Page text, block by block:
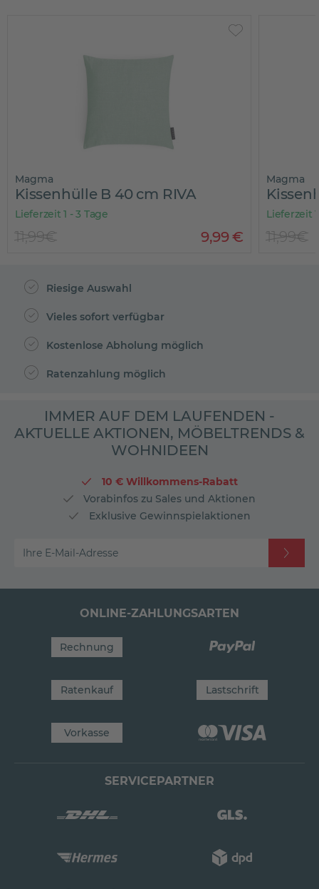
Magma
Kissenhülle B 40 cm RIVA
Lieferzeit 1 - 3 Tage
9,99€
11,99€
Magma
Lieferzeit
11,99€
Riesige Auswahl
Vieles sofort verfügbar
Kostenlose Abholung möglich
Ratenzahlung möglich
IMMER AUF DEM LAUFENDEN -
AKTUELLE AKTIONEN, MÖBELTRENDS &
WOHNIDEEN
10 € Willkommens-Rabatt
Vorabinfos zu Sales und Aktionen
Exklusive Gewinnspielaktionen
Ihre E-Mail-Adresse
ONLINE-ZAHLUNGSARTEN
Rechnung
Ratenkauf Lastschrift
Vorkasse
SERVICEPARTNER